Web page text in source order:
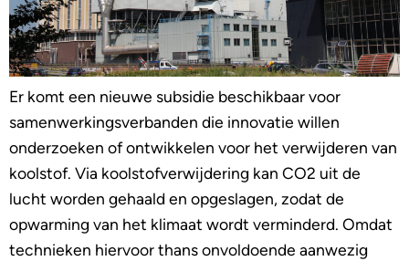
Er komt een nieuwe subsidie beschikbaar voor
samenwerkingsverbanden die innovatie willen
onderzoeken of ontwikkelen voor het verwijderen van
koolstof. Via koolstofverwijdering kan CO2 uit de
lucht worden gehaald en opgeslagen, zodat de
opwarming van het klimaat wordt verminderd. Omdat
technieken hiervoor thans onvoldoende aanwezig